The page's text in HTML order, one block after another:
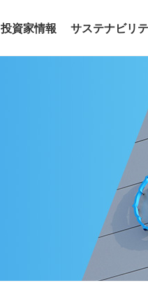
グループ会
投資家情報 サステナビリ